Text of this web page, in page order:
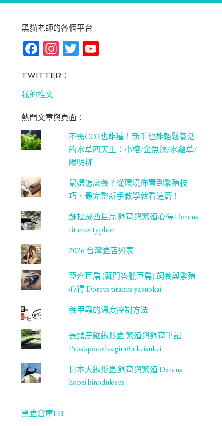
黑貓老師的各個平台
Fa
bo
ok
In
ag
m
T Yo
C
ha
n
ne
l
TWITTER：
我的推文
熱門文章與頁面︰
不需CO2也能種！新手也能輕鬆養活
的水草四天王：小榕/金魚藻/水蘊草/
陽明柳
鼠婦怎麼養？從環境佈置到繁殖技
巧，最完整新手教學就看這篇！
蘇拉威西巨扁 飼育與繁殖心得 Dorcus
titanus typhon
2026 台灣蟲店列表
亞齊巨扁 (蘇門答臘巨扁) 飼養與繁殖
心得 Dorcus titanus yasuokai
養甲蟲的溫度控制方法
長頸鹿鋸鍬形蟲 繁殖與飼育筆記
Prosopocoilus giraffa keisukei
日本大鍬形蟲 飼育與繁殖 Dorcus
hopei binodulosus
黑蟲倉庫FB